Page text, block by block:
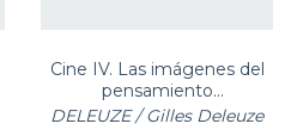
Cine IV. Las imágenes del
pensamiento
Automatismo, semiótica y
DELEUZE / Gilles Deleuze